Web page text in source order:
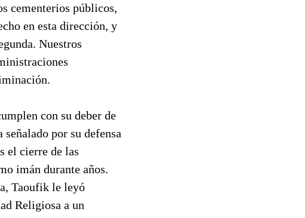
cementerios públicos,
en esta dirección, y
Nuestros
con su deber de
por su defensa
el cierre de las
imán durante años.
Taoufik le leyó
Religiosa a un